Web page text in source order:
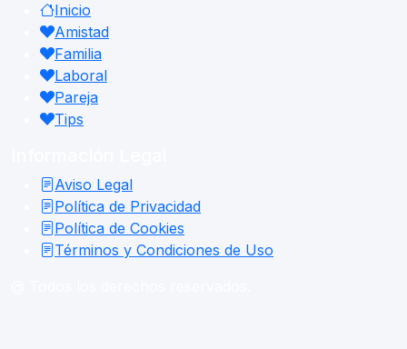
Inicio
Amistad
Familia
Laboral
Pareja
Tips
Aviso Legal
Política de Privacidad
Política de Cookies
Términos y Condiciones de Uso